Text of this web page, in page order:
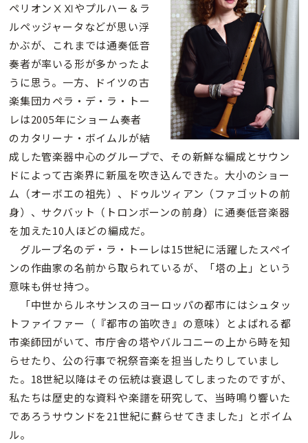
ペリオンⅩⅪやプルハー＆ラ
ルペッジャータなどが思い浮
かぶが、これまでは通奏低音
奏者が率いる形が多かったよ
うに思う。一方、ドイツの古
楽集団カペラ・デ・ラ・トー
レは2005年にショーム奏者
のカタリーナ・ボイムルが結
成した管楽器中心のグループで、その新鮮な編成とサウン
ドによって古楽界に新風を吹き込んできた。大小のショー
ム（オーボエの祖先）、ドゥルツィアン（ファゴットの前
身）、サクバット（トロンボーンの前身）に通奏低音楽器
を加えた10人ほどの編成だ。
グループ名のデ・ラ・トーレは15世紀に活躍したスペイ
ンの作曲家の名前から取られているが、「塔の上」という
意味も併せ持つ。
「中世からルネサンスのヨーロッパの都市にはシュタッ
トファイファー（『都市の笛吹き』の意味）とよばれる都
市楽師団がいて、市庁舎の塔やバルコニーの上から時を知
らせたり、公の行事で祝祭音楽を担当したりしていまし
た。18世紀以降はその伝統は衰退してしまったのですが、
私たちは歴史的な資料や楽譜を研究して、当時鳴り響いた
であろうサウンドを21世紀に蘇らせてきました」とボイム
ル。